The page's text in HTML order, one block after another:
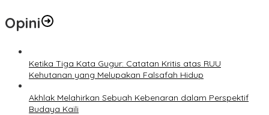
Opini
Ketika Tiga Kata Gugur: Catatan Kritis atas RUU
Kehutanan yang Melupakan Falsafah Hidup
Akhlak Melahirkan Sebuah Kebenaran dalam Perspektif
Budaya Kaili